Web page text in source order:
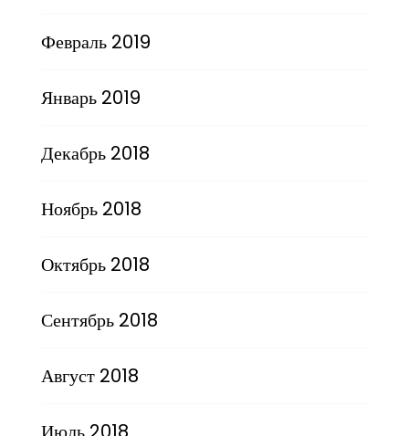
Февраль 2019
Январь 2019
Декабрь 2018
Ноябрь 2018
Октябрь 2018
Сентябрь 2018
Август 2018